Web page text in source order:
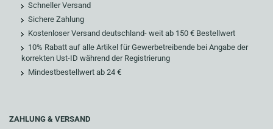
Schneller Versand
Sichere Zahlung
Kostenloser Versand deutschland- weit ab 150 € Bestellwert
10% Rabatt auf alle Artikel für Gewerbetreibende bei Angabe der
korrekten Ust-ID während der Registrierung
Mindestbestellwert ab 24 €
ZAHLUNG & VERSAND